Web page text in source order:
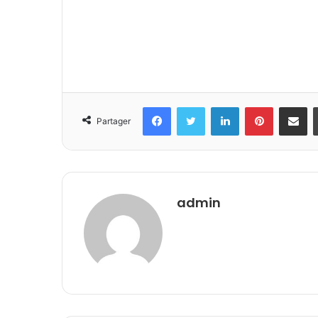
Partager
FacebookTwitter LinkedinPinterest
admin